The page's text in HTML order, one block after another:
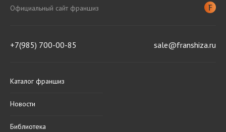
Официальный сайт франшиз
+7(985) 700-00-85 sale@franshiza.ru
Каталог франшиз
Новости
Библиотека